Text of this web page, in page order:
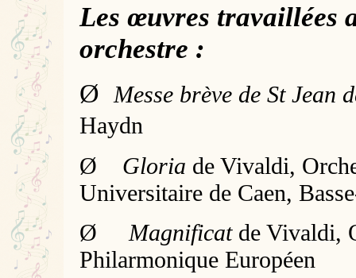
Les œuvres travaillées
orchestre :
Ø
Messe brève de St Jean
Haydn
Ø Gloria de Vivaldi,
Universitaire de Caen,
Ø Magnificatde Vivaldi,
Philarmonique Européen